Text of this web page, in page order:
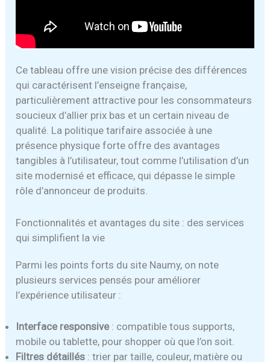
Ce tableau offre une vision précise des différences
qui caractérisent l’enseigne française,
particulièrement attractive pour les consommateurs
soucieux d’allier prix bas et un certain niveau de
qualité. La politique tarifaire associée à une
présence physique forte offre des avantages
tangibles à l’utilisateur, tout comme l’utilisation d’un
site modernisé et efficace, qui dépasse le simple
rôle d’annonceur de produits.
Fonctionnalités et avantages du site : des services
qui simplifient la vie
Parmi les points forts du site Naumy, on note
plusieurs services pensés pour améliorer
l’expérience utilisateur :
Interface responsive: compatible tous supports,
mobile ou tablette, pour shopper où que l’on soit.
Filtres détaillés : trier par taille, couleur, matière ou